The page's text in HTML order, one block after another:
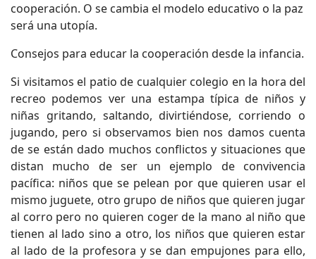
cooperación. O se cambia el modelo educativo o la paz
será una utopía.
Consejos para educar la cooperación desde la infancia.
Si visitamos el patio de cualquier colegio en la hora del
recreo podemos ver una estampa típica de niños y
niñas gritando, saltando, divirtiéndose, corriendo o
jugando, pero si observamos bien nos damos cuenta
de se están dado muchos conflictos y situaciones que
distan mucho de ser un ejemplo de convivencia
pacífica: niños que se pelean por que quieren usar el
mismo juguete, otro grupo de niños que quieren jugar
al corro pero no quieren coger de la mano al niño que
tienen al lado sino a otro, los niños que quieren estar
al lado de la profesora y se dan empujones para ello,